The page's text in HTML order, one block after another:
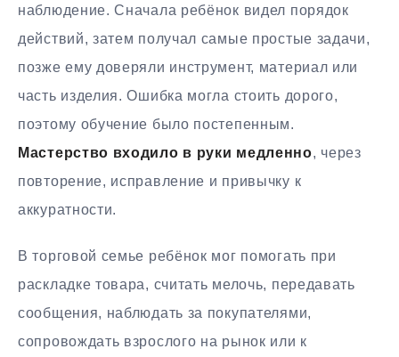
наблюдение. Сначала ребёнок видел порядок
действий, затем получал самые простые задачи,
позже ему доверяли инструмент, материал или
часть изделия. Ошибка могла стоить дорого,
поэтому обучение было постепенным.
Мастерство входило в руки медленно, через
повторение, исправление и привычку к
аккуратности.
В торговой семье ребёнок мог помогать при
раскладке товара, считать мелочь, передавать
сообщения, наблюдать за покупателями,
сопровождать взрослого на рынок или к